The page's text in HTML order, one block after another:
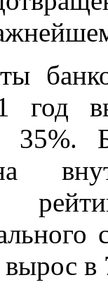
год
35%.
в